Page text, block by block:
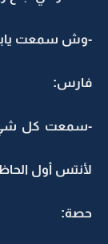
-وش سمعت يابو
فارس:
-سمعت كل
لأنتس أول
حصة: